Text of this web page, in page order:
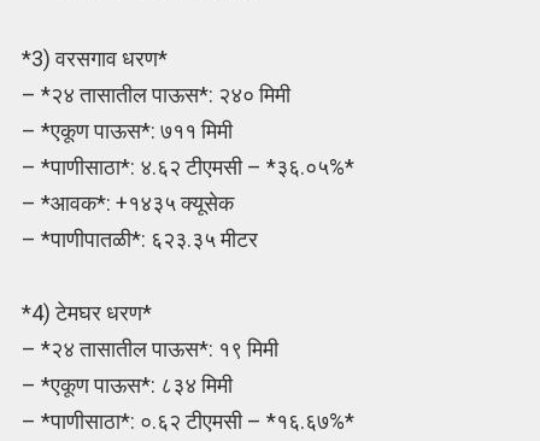
*3) वरसगाव धरण*
– *२४ तासातील पाऊस*: २४० मिमी
– *एकूण पाऊस*: ७११ मिमी
– *पाणीसाठा*: ४.६२ टीएमसी – *३६.०५%*
– *आवक*: +१४३५ क्यूसेक
– *पाणीपातळी*: ६२३.३५ मीटर
*4) टेमघर धरण*
– *२४ तासातील पाऊस*: १९ मिमी
– *एकूण पाऊस*: ८३४ मिमी
– *पाणीसाठा*: ०.६२ टीएमसी – *१६.६७%*